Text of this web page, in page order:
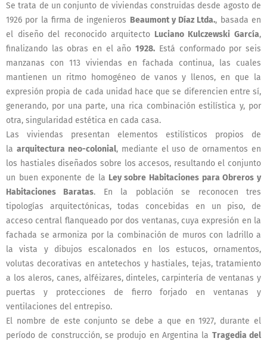
Se trata de un conjunto de viviendas construidas desde agosto de
1926 por la firma de ingenieros Beaumont y Díaz Ltda., basada en
el diseño del reconocido arquitecto Luciano Kulczewski García,
finalizando las obras en el año1928. Está conformado por seis
manzanas con 113 viviendas en fachada continua, las cuales
mantienen un ritmo homogéneo de vanos y llenos, en que la
expresión propia de cada unidad hace que se diferencien entre sí,
generando, por una parte, una rica combinación estilística y, por
otra, singularidad estética en cada casa.
Las viviendas presentan elementos estilísticos propios de
la arquitectura neo-colonial, mediante el uso de ornamentos en
los hastiales diseñados sobre los accesos, resultando el conjunto
un buen exponente de la Ley sobre Habitaciones para Obreros y
Habitaciones Baratas. En la población se reconocen tres
tipologías arquitectónicas, todas concebidas en un piso, de
acceso central flanqueado por dos ventanas, cuya expresión en la
fachada se armoniza por la combinación de muros con ladrillo a
la vista y dibujos escalonados en los estucos, ornamentos,
volutas decorativas en antetechos y hastiales, tejas, tratamiento
a los aleros, canes, alféizares, dinteles, carpintería de ventanas y
puertas y protecciones de fierro forjado en ventanas y
ventilaciones del entrepiso.
El nombre de este conjunto se debe a que en 1927, durante el
período de construcción, se produjo en Argentina la Tragedia del